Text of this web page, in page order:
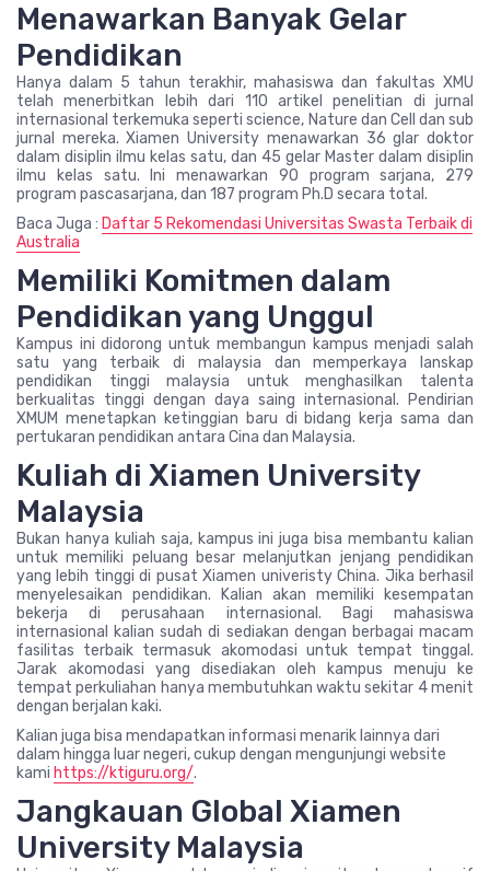
Menawarkan Banyak Gelar
Pendidikan
Hanya dalam 5 tahun terakhir, mahasiswa dan fakultas XMU
telah menerbitkan lebih dari 110 artikel penelitian di jurnal
internasional terkemuka seperti science, Nature dan Cell dan sub
jurnal mereka. Xiamen University menawarkan 36 glar doktor
dalam disiplin ilmu kelas satu, dan 45 gelar Master dalam disiplin
ilmu kelas satu. Ini menawarkan 90 program sarjana, 279
program pascasarjana, dan 187 program Ph.D secara total.
Baca Juga : Daftar 5 Rekomendasi Universitas Swasta Terbaik di
Australia
Memiliki Komitmen dalam
Pendidikan yang Unggul
Kampus ini didorong untuk membangun kampus menjadi salah
satu yang terbaik di malaysia dan memperkaya lanskap
pendidikan tinggi malaysia untuk menghasilkan talenta
berkualitas tinggi dengan daya saing internasional. Pendirian
XMUM menetapkan ketinggian baru di bidang kerja sama dan
pertukaran pendidikan antara Cina dan Malaysia.
Kuliah di Xiamen University
Malaysia
Bukan hanya kuliah saja, kampus ini juga bisa membantu kalian
untuk memiliki peluang besar melanjutkan jenjang pendidikan
yang lebih tinggi di pusat Xiamen univeristy China. Jika berhasil
menyelesaikan pendidikan. Kalian akan memiliki kesempatan
bekerja di perusahaan internasional. Bagi mahasiswa
internasional kalian sudah di sediakan dengan berbagai macam
fasilitas terbaik termasuk akomodasi untuk tempat tinggal.
Jarak akomodasi yang disediakan oleh kampus menuju ke
tempat perkuliahan hanya membutuhkan waktu sekitar 4 menit
dengan berjalan kaki.
Kalian juga bisa mendapatkan informasi menarik lainnya dari
dalam hingga luar negeri, cukup dengan mengunjungi website
kami https://ktiguru.org/.
Jangkauan Global Xiamen
University Malaysia